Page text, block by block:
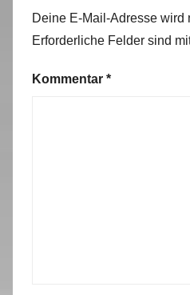
Deine E-Mail-Adresse wird
Erforderliche Felder sind
Kommentar *